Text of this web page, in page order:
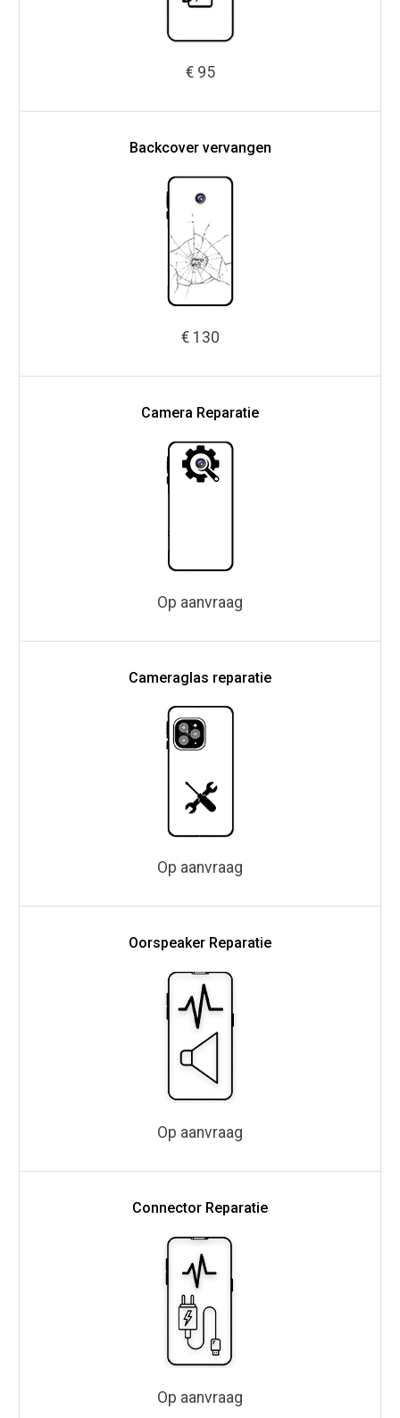
€ 95
Backcover vervangen
€ 130
Camera Reparatie
Op aanvraag
Cameraglas reparatie
Op aanvraag
Oorspeaker Reparatie
Op aanvraag
Connector Reparatie
Op aanvraag